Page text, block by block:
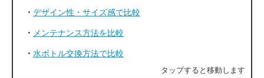
デザイン性・サイズ感で比較
メンテナンス方法を比較
水ボトル交換方法で比較